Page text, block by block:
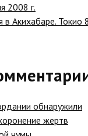
2008 г.
в Акихабаре. Токио 8
обнаружили
жертв